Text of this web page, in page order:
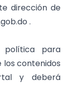
dirección de
.
política para
contenidos
y deberá